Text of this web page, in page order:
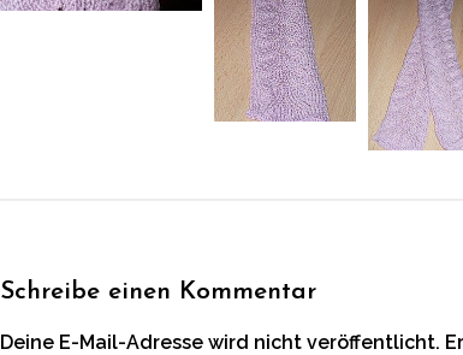
Schreibe einen Kommentar
Deine E-Mail-Adresse wird nicht veröffentlicht.